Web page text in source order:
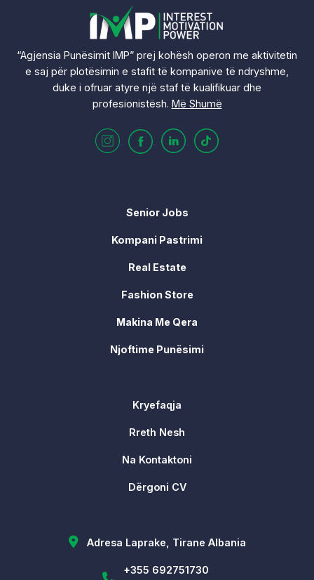
“Agjensia Punësimit IMP” prej kohësh operon me aktivitetin
e saj për plotësimin e stafit të kompanive të ndryshme,
duke i ofruar atyre një staf të kualifikuar dhe
profesionistësh. Më Shumë
Senior Jobs
Kompani Pastrimi
Real Estate
Fashion Store
Makina Me Qera
Njoftime Punësimi
Kryefaqja
Rreth Nesh
Na Kontaktoni
Dërgoni CV
Adresa Laprake, Tirane Albania
+355 692751730